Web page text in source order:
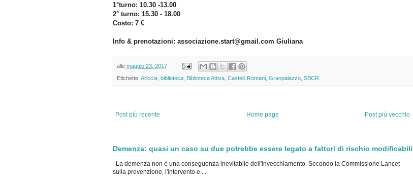
1°turno: 10.30 -13.00
2° turno: 15.30 - 18.00
Costo: 7 €
Info & prenotazioni: associazione.start@gmail.com Giuliana
alle maggio 23, 2017
Etichette: Ariccia biblioteca Biblioteca Attiva Castelli Romani Granpalazzo SBCR
Post più recente Post più vecchio
Home page
Demenza: quasi un caso su due potrebbe essere legato a fattori di rischio modificabili
La demenza non è una conseguenza inevitabile dell'invecchiamento. Secondo la Commissione Lancet
sulla prevenzione, l'intervento e ...